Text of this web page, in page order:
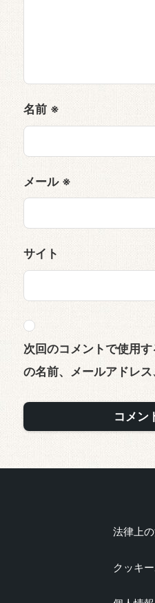
名前※
メール ※
サイト
次回のコメントで使用
の名前、メールアドレス
法律上
クッキ